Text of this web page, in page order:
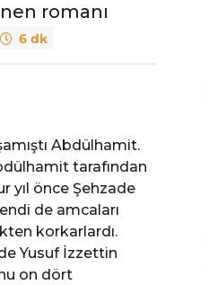
romanı
6 dk
Abdülhamit.
tarafından
yıl önce Şehzade
de amcaları
korkarlardı.
Yusuf İzzettin
on dört